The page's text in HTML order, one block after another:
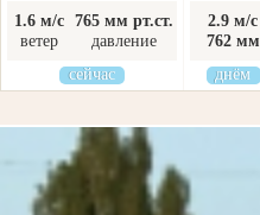
1.6 м/с
ветер
765 мм рт.ст.
давление
сейчас
2.9 м/с
762 мм
днём